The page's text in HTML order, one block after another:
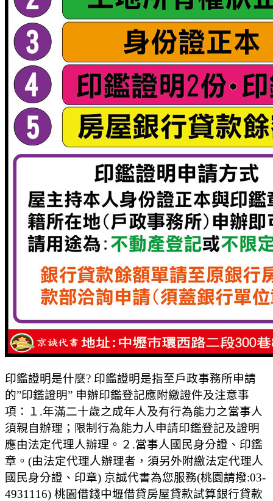
印鑑證明是什麼? 印鑑證明是指至戶政事務所申請
的”印鑑證明” 申辦印鑑登記應附繳證件及注意事
項：１.年滿二十歲之成年人及有行為能力之當事人
須親自辦理；限制行為能力人申請印鑑登記及證明
應由法定代理人辦理。２.當事人國民身分證、印鑑
章。(由法定代理人辦理者，須另外附繳法定代理人
國民身分證、印章) 京誠代書為您服務(桃園請撥:03-
4931116) 桃園借錢中壢借貸房屋貸款試算銀行貸款